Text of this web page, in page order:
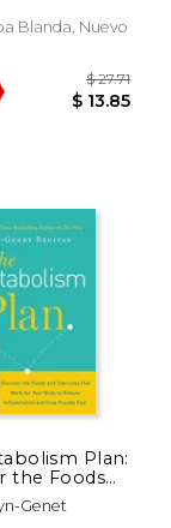
de
Blanda, Nuevo
Plan:
the Foods
That
Your Body
Genet